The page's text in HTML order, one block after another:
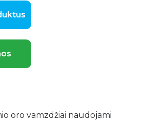
oro vamzdžiai naudojami